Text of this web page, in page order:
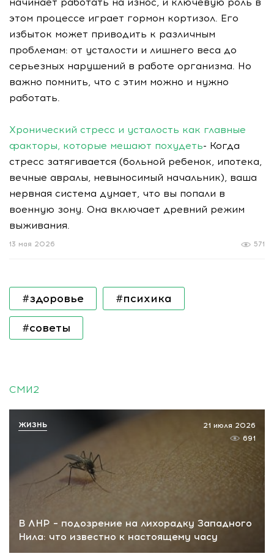
этом процессе играет гормон кортизол. Его
избыток может приводить к различным
проблемам: от усталости и лишнего веса до
серьезных нарушений в работе организма. Но
важно помнить, что с этим можно и нужно
работать.
Хронический стресс и усталость как главные
факторы, которые мешают похудеть- Когда
стресс затягивается (больной ребенок, ипотека,
вечные авралы, невыносимый начальник), ваша
нервная система думает, что вы попали в
военную зону. Она включает древний режим
выживания.
571
13 мая 2026
#здоровье #психика
#советы
СМИ2
В ЛНР – подозрение на лихорадку Западного
Нила: что известно к настоящему часу
21 июля 2026
691
ЖИЗНЬ